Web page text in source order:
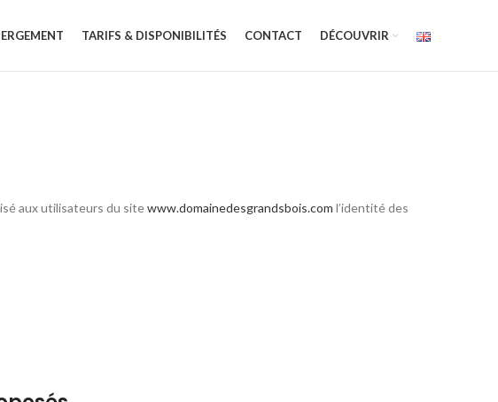
TARIFS & DISPONIBILITÉS CONTACT DÉCOUVRIR
aux utilisateurs du sitewww.domainedesgrandsbois.com l’identité des